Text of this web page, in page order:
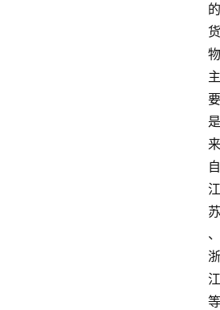
的
货
物
主
要
是
来
自
江
苏
、
浙
江
等